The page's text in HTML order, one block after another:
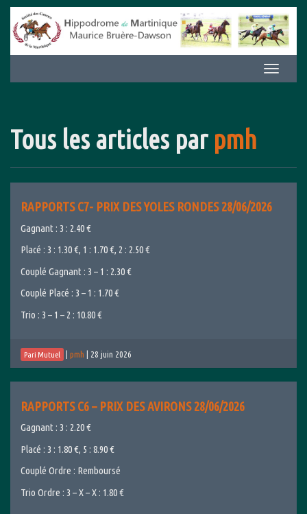
Aller
contenu
Afficher/
la
Tous les articles par pmh
RAPPORTS C7- PRIX DES YOLES RONDES 28/06/2026
Gagnant : 3 : 2.40 €
Placé : 3 : 1.30 €, 1 : 1.70 €, 2 : 2.50 €
Couplé Gagnant : 3 – 1 : 2.30 €
Couplé Placé : 3 – 1 : 1.70 €
Trio : 3 – 1 – 2 : 10.80 €
Pari Mutuel pmh 28 juin 2026
RAPPORTS C6 – PRIX DES AVIRONS 28/06/2026
Gagnant : 3 : 2.20 €
Placé : 3 : 1.80 €, 5 : 8.90 €
Couplé Ordre : Remboursé
Trio Ordre : 3 – X – X : 1.80 €